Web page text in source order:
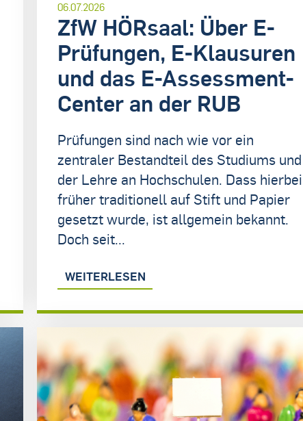
06.07.2026
ZfW HÖRsaal: Über E-
Prüfungen, E-Klausuren
und das E-Assessment-
Center an der RUB
Prüfungen sind nach wie vor ein
zentraler Bestandteil des Studiums und
der Lehre an Hochschulen. Dass hierbei
früher traditionell auf Stift und Papier
gesetzt wurde, ist allgemein bekannt.
Doch seit...
WEITERLESEN